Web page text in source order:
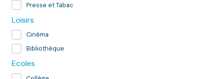
Presse et Tabac
Loisirs
Cinéma
Bibliothèque
Ecoles